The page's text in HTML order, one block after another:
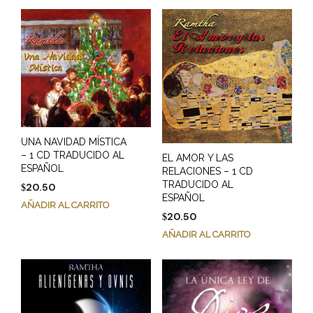
UNA NAVIDAD MÍSTICA
– 1 CD TRADUCIDO AL
ESPAÑOL
$20.50
AÑADIR AL CARRITO
EL AMOR Y LAS
RELACIONES – 1 CD
TRADUCIDO AL
ESPAÑOL
$20.50
AÑADIR AL CARRITO